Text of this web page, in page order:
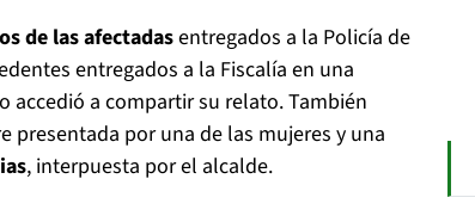
de las afectadasentregados a la Policía de
entregados a la Fiscalía en una
accedió a compartir su relato. También
por una de las mujeres y una
, interpuesta por el alcalde.